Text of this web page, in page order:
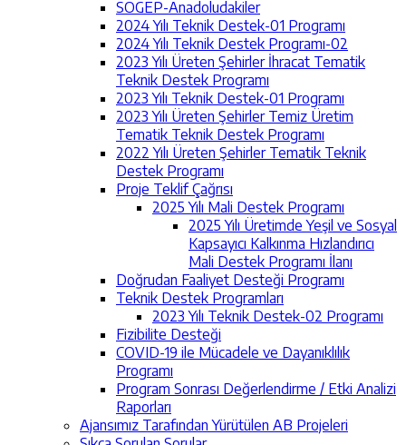
SOGEP-Anadoludakiler
2024 Yılı Teknik Destek-01 Programı
2024 Yılı Teknik Destek Programı-02
2023 Yılı Üreten Şehirler İhracat Tematik
Teknik Destek Programı
2023 Yılı Teknik Destek-01 Programı
2023 Yılı Üreten Şehirler Temiz Üretim
Tematik Teknik Destek Programı
2022 Yılı Üreten Şehirler Tematik Teknik
Destek Programı
Proje Teklif Çağrısı
2025 Yılı Mali Destek Programı
2025 Yılı Üretimde Yeşil ve Sosyal
Kapsayıcı Kalkınma Hızlandırıcı
Mali Destek Programı İlanı
Doğrudan Faaliyet Desteği Programı
Teknik Destek Programları
2023 Yılı Teknik Destek-02 Programı
Fizibilite Desteği
COVID-19 ile Mücadele ve Dayanıklılık
Programı
Program Sonrası Değerlendirme / Etki Analizi
Raporları
Ajansımız Tarafından Yürütülen AB Projeleri